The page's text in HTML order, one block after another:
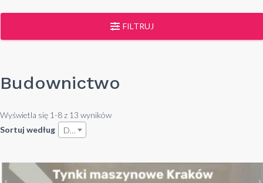
FILTRUJ
Budownictwo
Wyświetla się 1-8 z 13 wyników
Sortuj według
Data